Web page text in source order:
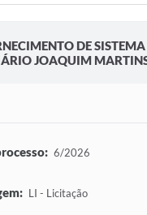
DE
JOAQUIM
6/2026
LI - Licitação